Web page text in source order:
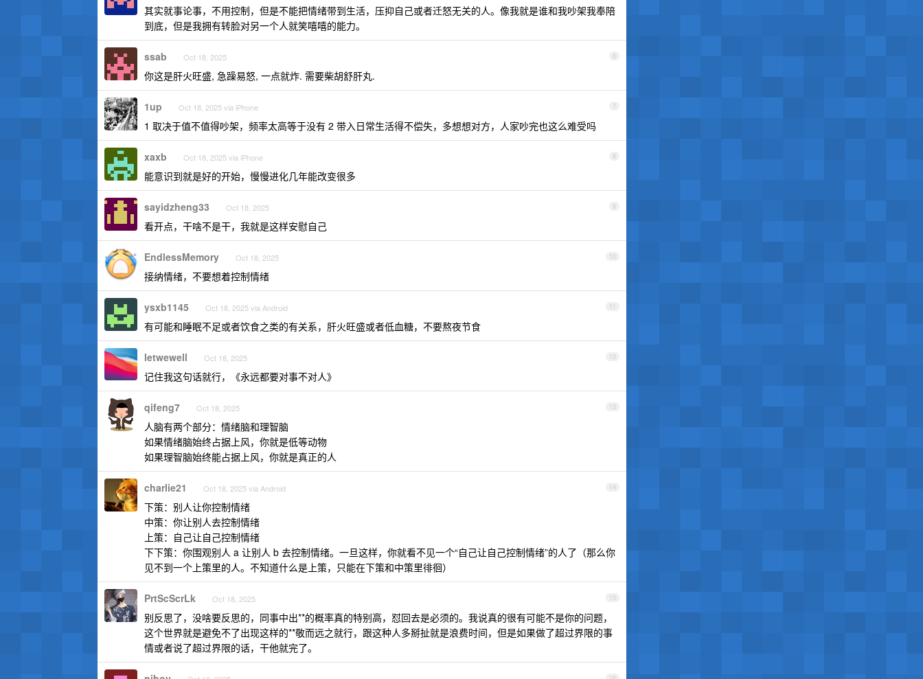
其实就事论事，不用控制，但是不能把情绪带到生活，压抑自己或者迁怒无关的人。像我就是谁和我吵架我奉陪
到底，但是我拥有转脸对另一个人就笑嘻嘻的能力。
6
ssab Oct 18, 2025
你这是肝火旺盛, 急躁易怒, 一点就炸. 需要柴胡舒肝丸.
7
1up Oct 18, 2025 via iPhone
1 取决于值不值得吵架，频率太高等于没有 2 带入日常生活得不偿失，多想想对方，人家吵完也这么难受吗
8
xaxb Oct 18, 2025 via iPhone
能意识到就是好的开始，慢慢进化几年能改变很多
9
sayidzheng33 Oct 18, 2025
看开点，干啥不是干，我就是这样安慰自己
10
EndlessMemory Oct 18, 2025
接纳情绪，不要想着控制情绪
11
ysxb1145 Oct 18, 2025 via Android
有可能和睡眠不足或者饮食之类的有关系，肝火旺盛或者低血糖，不要熬夜节食
12
letwewell Oct 18, 2025
记住我这句话就行，《永远都要对事不对人》
13
qifeng7 Oct 18, 2025
人脑有两个部分：情绪脑和理智脑
如果情绪脑始终占据上风，你就是低等动物
如果理智脑始终能占据上风，你就是真正的人
14
charlie21 Oct 18, 2025 via Android
下策：别人让你控制情绪
中策：你让别人去控制情绪
上策：自己让自己控制情绪
下下策：你围观别人 a 让别人 b 去控制情绪。一旦这样，你就看不见一个“自己让自己控制情绪”的人了（那么你
见不到一个上策里的人。不知道什么是上策，只能在下策和中策里徘徊）
15
PrtScScrLk Oct 18, 2025
别反思了，没啥要反思的，同事中出**的概率真的特别高，怼回去是必须的。我说真的很有可能不是你的问题，
这个世界就是避免不了出现这样的**敬而远之就行，跟这种人多掰扯就是浪费时间，但是如果做了超过界限的事
情或者说了超过界限的话，干他就完了。